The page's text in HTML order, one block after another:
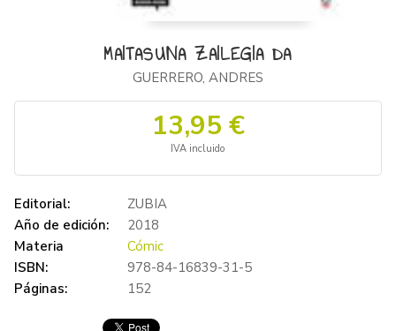
MAITASUNA ZAILEGIA DA
GUERRERO, ANDRES
13,95 €
IVA incluido
Editorial:
ZUBIA
Año de edición:
2018
Materia
Cómic
ISBN:
978-84-16839-31-5
Páginas:
152